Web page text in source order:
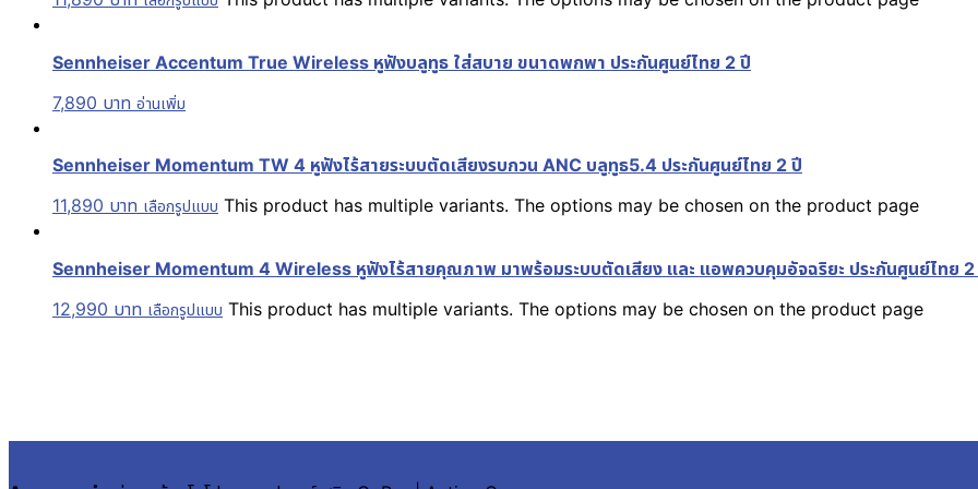
Sennheiser Accentum True Wireless หูฟังบลูทูธ ใส่สบาย ขนาดพกพา ประกันศูนย์ไทย 2 ปี
7,890 บาท อ่านเพิ่ม
Sennheiser Momentum TW 4 หูฟังไร้สายระบบตัดเสียงรบกวน ANC บลูทูธ5.4 ประกันศูนย์ไทย 2 ปี
11,890 บาท เลือกรูปแบบ This product has multiple variants. The options may be chosen on the product page
Sennheiser Momentum 4 Wireless หูฟังไร้สายคุณภาพ มาพร้อมระบบตัดเสียง และ แอพควบคุมอัจฉริยะ ประกันศูนย์ไทย
12,990 บาท เลือกรูปแบบ This product has multiple variants. The options may be chosen on the product page